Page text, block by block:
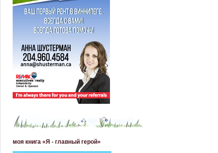
моя книга «Я - главный герой»